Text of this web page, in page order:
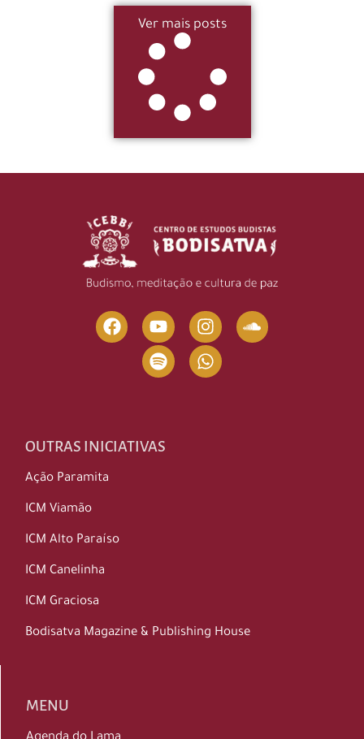
Ver mais posts
OUTRAS INICIATIVAS
Ação Paramita
ICM Viamão
ICM Alto Paraíso
ICM Canelinha
ICM Graciosa
Bodisatva Magazine & Publishing House
MENU